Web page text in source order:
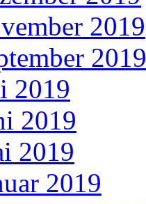
2019
2019
2019
2019
2019
2019